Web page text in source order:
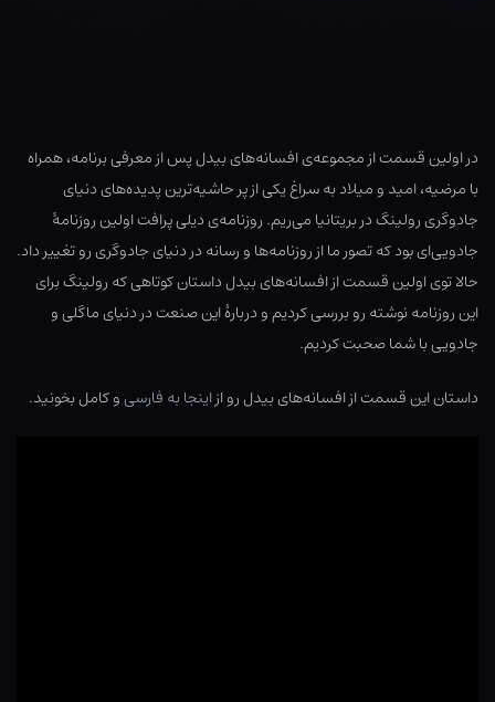
در اولین قسمت از مجموعه‌ی افسانه‌های بیدل پس از معرفی برنامه، همراه
با مرضیه، امید و میلاد به سراغ یکی از پر حاشیه‌ترین پدیده‌های دنیای
جادوگری رولینگ در بریتانیا می‌ریم. روزنامه‌ی دیلی پرافت اولین روزنامهٔ
جادویی‌ای بود که تصور ما از روزنامه‌ها و رسانه در دنیای جادوگری رو تغییر داد.
حالا توی اولین قسمت از افسانه‌های بیدل داستان کوتاهی که رولینگ برای
این روزنامه نوشته رو بررسی کردیم و دربارهٔ این صنعت در دنیای ماگلی و
جادویی با شما صحبت کردیم.
داستان این قسمت از افسانه‌های بیدل رو ازاینجا به فارسیو کامل بخونید.